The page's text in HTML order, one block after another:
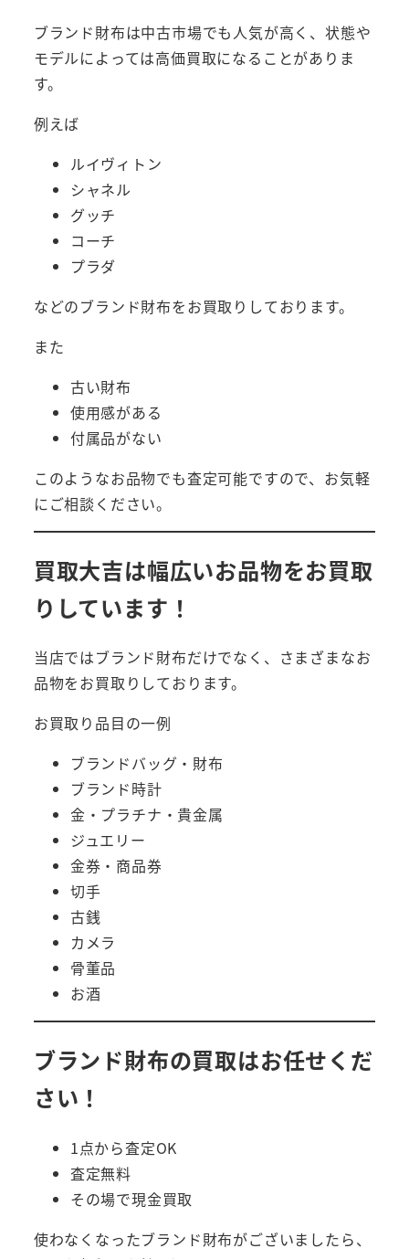
ブランド財布は中古市場でも人気が高く、状態や
モデルによっては高価買取になることがありま
す。
例えば
ルイヴィトン
シャネル
グッチ
コーチ
プラダ
などのブランド財布をお買取りしております。
また
古い財布
使用感がある
付属品がない
このようなお品物でも査定可能ですので、お気軽
にご相談ください。
買取大吉は幅広いお品物をお買取
りしています！
当店ではブランド財布だけでなく、さまざまなお
品物をお買取りしております。
お買取り品目の一例
ブランドバッグ・財布
ブランド時計
金・プラチナ・貴金属
ジュエリー
金券・商品券
切手
古銭
カメラ
骨董品
お酒
ブランド財布の買取はお任せくだ
さい！
1点から査定OK
査定無料
その場で現金買取
使わなくなったブランド財布がございましたら、